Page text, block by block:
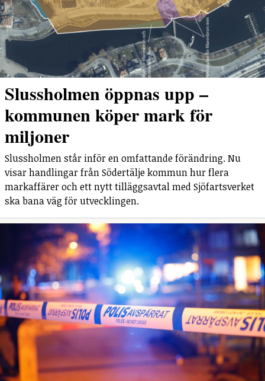
Slussholmen öppnas upp –
kommunen köper mark för
miljoner
Slussholmen står inför en omfattande förändring. Nu
visar handlingar från Södertälje kommun hur flera
markaffärer och ett nytt tilläggsavtal med Sjöfartsverket
ska bana väg för utvecklingen.